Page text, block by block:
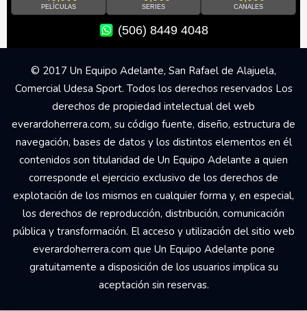
PELÍCULAS SERIES CANALES
(506) 8449 4048
© 2017 Un Equipo Adelante, San Rafael de Alajuela,
Comercial Udesa Sport. Todos los derechos reservados Los
derechos de propiedad intelectual del web
everardoherrera.com, su código fuente, diseño, estructura de
navegación, bases de datos y los distintos elementos en él
contenidos son titularidad de Un Equipo Adelante a quien
corresponde el ejercicio exclusivo de los derechos de
explotación de los mismos en cualquier forma y, en especial,
los derechos de reproducción, distribución, comunicación
pública y transformación. El acceso y utilización del sitio web
everardoherrera.com que Un Equipo Adelante pone
gratuitamente a disposición de los usuarios implica su
aceptación sin reservas.